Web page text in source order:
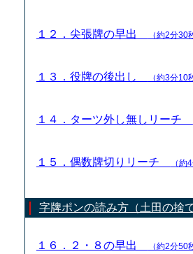
１２．尖張牌の早出 （約2分30
１３．役牌の後出し （約3分10
１４．ターツ外し無しリーチ
１５．偶数牌切りリーチ （約
字牌ポンの読み方（土田の捨
１６．２・８の早出 （約2分50